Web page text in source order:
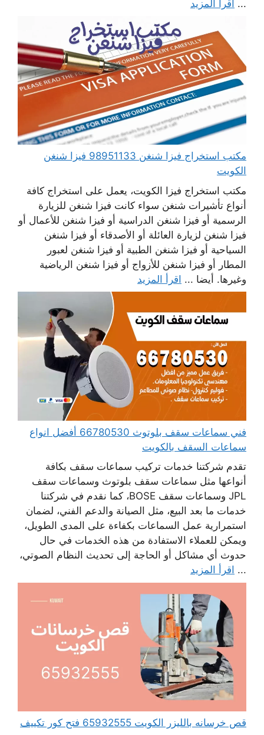
... اقرأ المزيد
مكتب استخراج فيزا شنغن 98951133 فيزا شنغن
الكويت
مكتب استخراج فيزا الكويت، يعمل على استخراج كافة
أنواع تأشيرات شنغن سواء كانت فيزا شنغن للزيارة
الرسمية أو فيزا شنغن الدراسية أو فيزا شنغن للأعمال أو
فيزا شنغن لزيارة العائلة أو الأصدقاء أو فيزا شنغن
السياحية أو فيزا شنغن الطبية أو فيزا شنغن لعبور
المطار أو فيزا شنغن للأزواج أو فيزا شنغن الرياضية
وغيرها. أيضا ... اقرأ المزيد
فني سماعات سقف بلوتوث 66780530 أفضل انواع
سماعات السقف بالكويت
تقدم شركتنا خدمات تركيب سماعات سقف بكافة
أنواعها مثل سماعات سقف بلوتوث وسماعات سقف
JPL وسماعات سقف BOSE، كما نقدم في شركتنا
خدمات ما بعد البيع، مثل الصيانة والدعم الفني، لضمان
استمرارية عمل السماعات بكفاءة على المدى الطويل،
ويمكن للعملاء الاستفادة من هذه الخدمات في حال
حدوث أي مشاكل أو الحاجة إلى تحديث النظام الصوتي،
... اقرأ المزيد
قص خرسانه بالليزر الكويت 65932555 فتح كور تكييف